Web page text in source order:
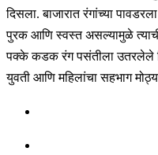
दिसला. बाजारात रंगांच्या
पुरक आणि स्वस्त असल्यामुळे त्याची
पक्के कडक रंग पसंतीला उतरलेले
युवती आणि महिलांचा सहभाग